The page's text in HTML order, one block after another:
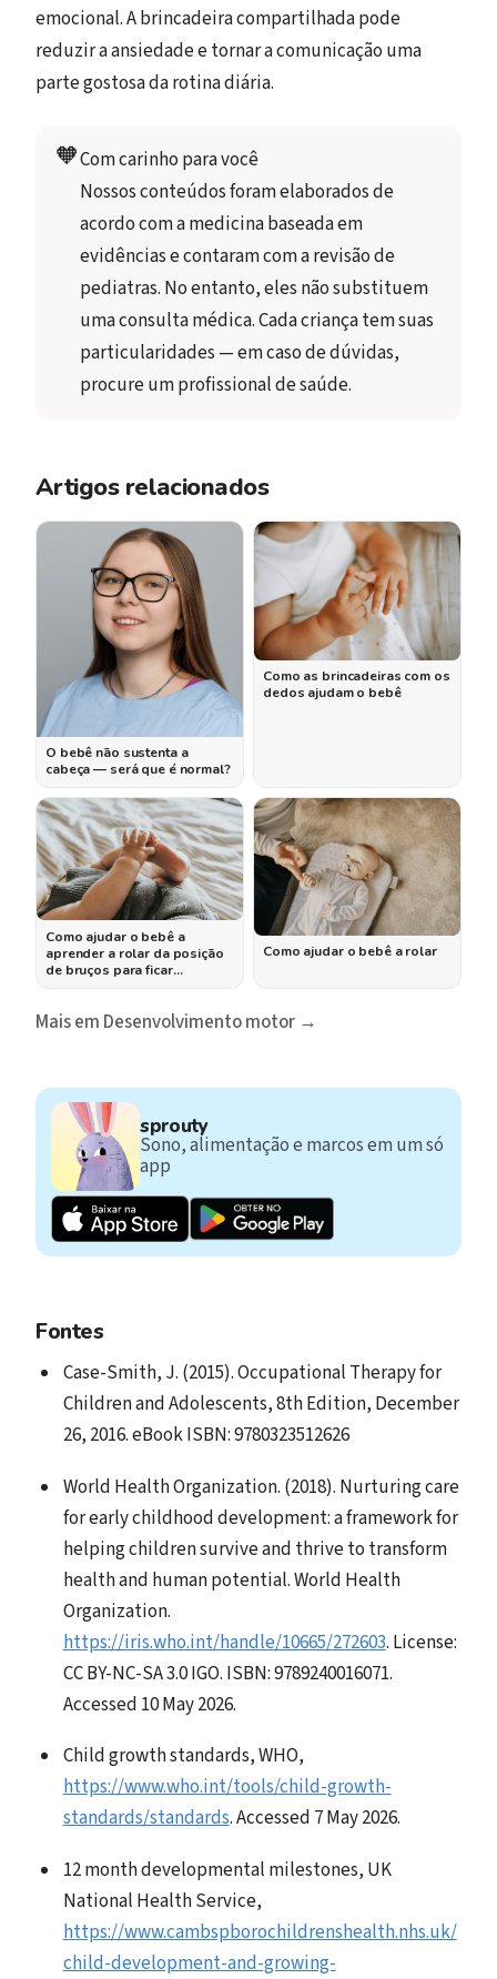
emocional. A brincadeira compartilhada pode
reduzir a ansiedade e tornar a comunicação uma
parte gostosa da rotina diária.
🧡Com carinho para você
Nossos conteúdos foram elaborados de
acordo com a medicina baseada em
evidências e contaram com a revisão de
pediatras. No entanto, eles não substituem
uma consulta médica. Cada criança tem suas
particularidades — em caso de dúvidas,
procure um profissional de saúde.
Artigos relacionados
O bebê não sustenta a
cabeça — será que é normal?
Como as brincadeiras com os
dedos ajudam o bebê
Como ajudar o bebê a
aprender a rolar da posição
de bruços para ficar…
Como ajudar o bebê a rolar
Mais em Desenvolvimento motor →
sprouty
Sono, alimentação e marcos em um só
app
Fontes
Case-Smith, J. (2015). Occupational Therapy for
Children and Adolescents, 8th Edition, December
26, 2016. eBook ISBN: 9780323512626
World Health Organization. (‎2018)‎. Nurturing care
for early childhood development: a framework for
helping children survive and thrive to transform
health and human potential. World Health
Organization.
https://iris.who.int/handle/10665/272603. License:
CC BY-NC-SA 3.0 IGO. ISBN: 9789240016071.
Accessed 10 May 2026.
Child growth standards, WHO,
https://www.who.int/tools/child-growth-
standards/standards. Accessed 7 May 2026.
12 month developmental milestones, UK
National Health Service,
https://www.cambspborochildrenshealth.nhs.uk/
child-development-and-growing-